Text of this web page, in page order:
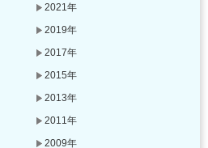
2021年
2019年
2017年
2015年
2013年
2011年
2009年